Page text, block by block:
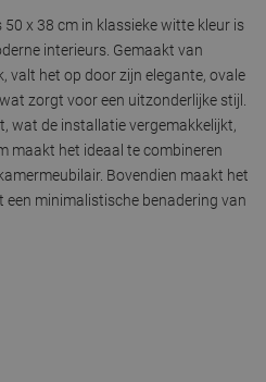
x 38 cm in klassieke witte kleur is
interieurs. Gemaakt van
valt het op door zijn elegante, ovale
zorgt voor een uitzonderlijke stijl.
wat de installatie vergemakkelijkt,
maakt het ideaal te combineren
Bovendien maakt het
minimalistische benadering van